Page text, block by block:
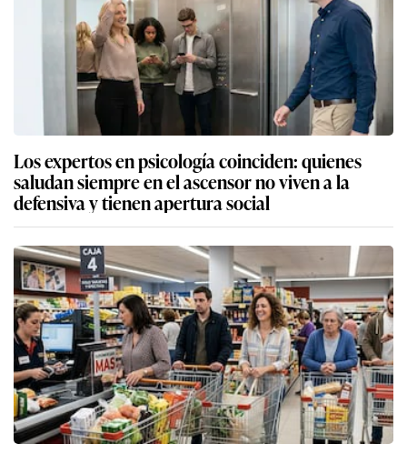
Los expertos en psicología coinciden: quienes
saludan siempre en el ascensor no viven a la
defensiva y tienen apertura social